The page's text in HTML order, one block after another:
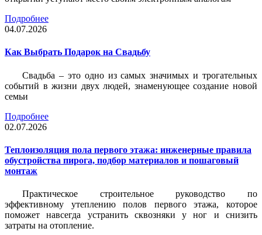
Подробнее
04.07.2026
Как Выбрать Подарок на Свадьбу
Свадьба – это одно из самых значимых и трогательных
событий в жизни двух людей, знаменующее создание новой
семьи
Подробнее
02.07.2026
Теплоизоляция пола первого этажа: инженерные правила
обустройства пирога, подбор материалов и пошаговый
монтаж
Практическое строительное руководство по
эффективному утеплению полов первого этажа, которое
поможет навсегда устранить сквозняки у ног и снизить
затраты на отопление.